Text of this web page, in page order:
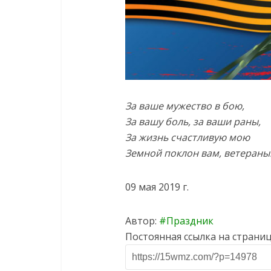
За ваше мужество в бою,
За вашу боль, за ваши раны,
За жизнь счастливую мою
Земной поклон вам,
09 мая 2019 г.
Автор:
Праздник
Постоянная ссылка на